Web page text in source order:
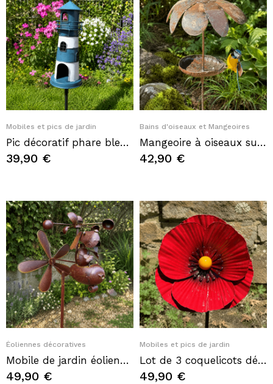
Quick View
Mobiles et pics de jardin
Pic décoratif phare bleu et blanc – Une touche marine élégante pour le jardin
39,90 €
Quick View
Bains d'oiseaux et Mangeoires
Mangeoire à oiseaux sur pic en métal recyclé avec fleur et mésange
42,90 €
Quick View
Éoliennes décoratives
Mobile de jardin éolienne chien pilote en avion – Petit moulin à vent en métal
49,90 €
Quick View
Mobiles et pics de jardin
Lot de 3 coquelicots décoratifs en métal à piquer – Rouge éclatant – H. 81 cm
49,90 €